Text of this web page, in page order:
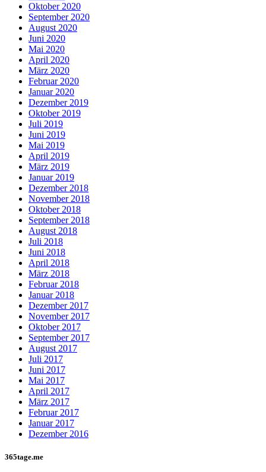
Oktober 2020
September 2020
August 2020
Juni 2020
Mai 2020
April 2020
März 2020
Februar 2020
Januar 2020
Dezember 2019
Oktober 2019
Juli 2019
Juni 2019
Mai 2019
April 2019
März 2019
Januar 2019
Dezember 2018
November 2018
Oktober 2018
September 2018
August 2018
Juli 2018
Juni 2018
April 2018
März 2018
Februar 2018
Januar 2018
Dezember 2017
November 2017
Oktober 2017
September 2017
August 2017
Juli 2017
Juni 2017
Mai 2017
April 2017
März 2017
Februar 2017
Januar 2017
Dezember 2016
365tage.me